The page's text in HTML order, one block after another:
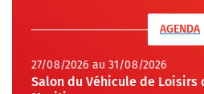
AGENDA
27/08/2026 au 31/08/2026
Salon du Véhicule de Loisirs